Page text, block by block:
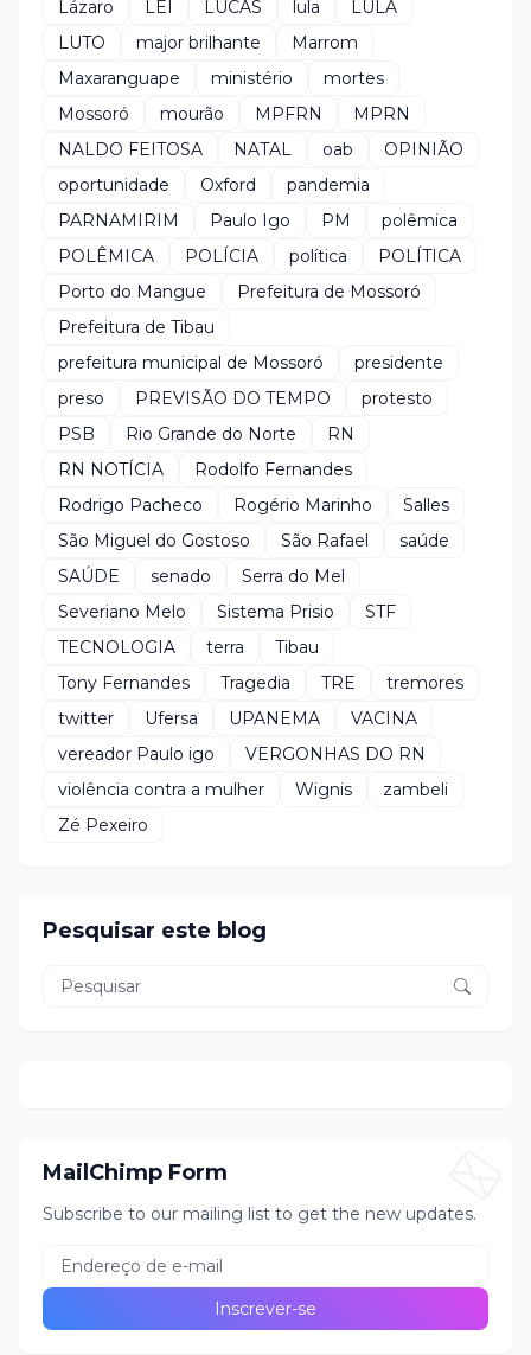
Lázaro
LEI LUCAS lula
LULA
LUTO
major brilhante
Marrom
Maxaranguape
ministério
mortes
Mossoró
mourão MPFRN
MPRN
NALDO FEITOSA
NATAL oab
OPINIÃO
oportunidade
Oxford
pandemia
PARNAMIRIM
Paulo Igo PM
polêmica
POLÊMICA
POLÍCIA política
POLÍTICA
Porto do Mangue
Prefeitura de Mossoró
Prefeitura de Tibau
prefeitura municipal de Mossoró
presidente
preso
PREVISÃO DO TEMPO
protesto
PSB
Rio Grande do Norte
RN
RN NOTÍCIA
Rodolfo Fernandes
Rodrigo Pacheco
Rogério Marinho
Salles
São Miguel do Gostoso
São Rafael
saúde
SAÚDE
senado
Serra do Mel
Severiano Melo
Sistema Prisio
STF
TECNOLOGIA
terra
Tibau
Tony Fernandes
Tragedia TRE
tremores
twitter
Ufersa UPANEMA
VACINA
vereador Paulo igo
VERGONHAS DO RN
violência contra a mulher
Wignis
zambeli
Zé Pexeiro
Pesquisar este blog
MailChimp Form
Subscribe to our mailing list to get the new updates.